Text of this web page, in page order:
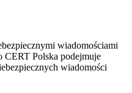
wiadomościami
CERT Polska podejmuje
wiadomości